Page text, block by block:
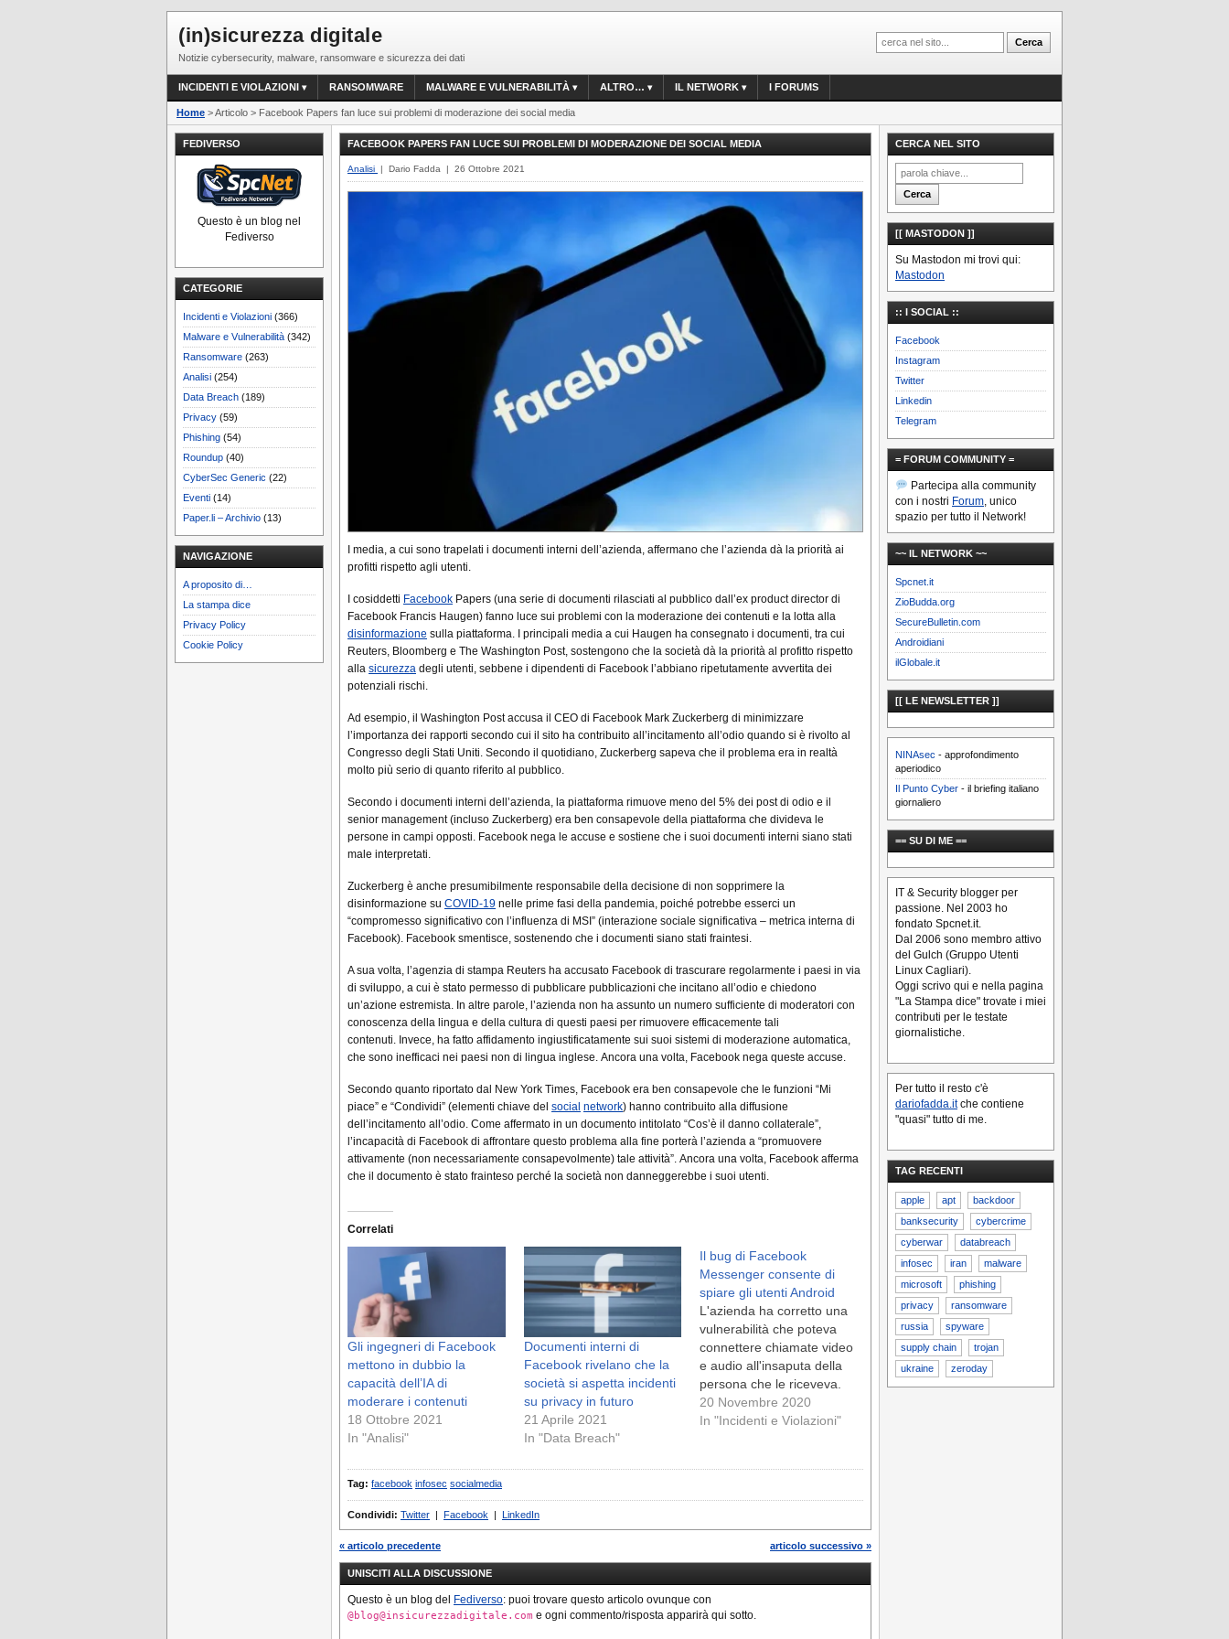
(in)sicurezza digitale
Notizie cybersecurity, malware, ransomware e sicurezza dei dati
INCIDENTI E VIOLAZIONI RANSOMWARE MALWARE E VULNERABILITÀ ALTRO… IL NETWORK I FORUMS
Home > Articolo > Facebook Papers fan luce sui problemi di moderazione dei social media
FEDIVERSO
Questo è un blog nel
Fediverso
CATEGORIE
Incidenti e Violazioni (366)
Malware e Vulnerabilità (342)
Ransomware (263)
Analisi (254)
Data Breach (189)
Privacy (59)
Phishing (54)
Roundup (40)
CyberSec Generic (22)
Eventi (14)
Paper.li – Archivio (13)
NAVIGAZIONE
A proposito di…
La stampa dice
Privacy Policy
Cookie Policy
FACEBOOK PAPERS FAN LUCE SUI PROBLEMI DI MODERAZIONE DEI SOCIAL MEDIA
Analisi | Dario Fadda | 26 Ottobre 2021
I media, a cui sono trapelati i documenti interni dell’azienda, affermano che l’azienda dà la priorità ai
profitti rispetto agli utenti.
I cosiddetti Facebook Papers (una serie di documenti rilasciati al pubblico dall’ex product director di
Facebook Francis Haugen) fanno luce sui problemi con la moderazione dei contenuti e la lotta alla
disinformazione sulla piattaforma. I principali media a cui Haugen ha consegnato i documenti, tra cui
Reuters, Bloomberg e The Washington Post, sostengono che la società dà la priorità al profitto rispetto
alla sicurezza degli utenti, sebbene i dipendenti di Facebook l’abbiano ripetutamente avvertita dei
potenziali rischi.
Ad esempio, il Washington Post accusa il CEO di Facebook Mark Zuckerberg di minimizzare
l’importanza dei rapporti secondo cui il sito ha contribuito all’incitamento all’odio quando si è rivolto al
Congresso degli Stati Uniti. Secondo il quotidiano, Zuckerberg sapeva che il problema era in realtà
molto più serio di quanto riferito al pubblico.
Secondo i documenti interni dell’azienda, la piattaforma rimuove meno del 5% dei post di odio e il
senior management (incluso Zuckerberg) era ben consapevole della piattaforma che divideva le
persone in campi opposti. Facebook nega le accuse e sostiene che i suoi documenti interni siano stati
male interpretati.
Zuckerberg è anche presumibilmente responsabile della decisione di non sopprimere la
disinformazione su COVID-19 nelle prime fasi della pandemia, poiché potrebbe esserci un
“compromesso significativo con l’influenza di MSI” (interazione sociale significativa – metrica interna di
Facebook). Facebook smentisce, sostenendo che i documenti siano stati fraintesi.
A sua volta, l’agenzia di stampa Reuters ha accusato Facebook di trascurare regolarmente i paesi in via
di sviluppo, a cui è stato permesso di pubblicare pubblicazioni che incitano all’odio e chiedono
un’azione estremista. In altre parole, l’azienda non ha assunto un numero sufficiente di moderatori con
conoscenza della lingua e della cultura di questi paesi per rimuovere efficacemente tali
contenuti. Invece, ha fatto affidamento ingiustificatamente sui suoi sistemi di moderazione automatica,
che sono inefficaci nei paesi non di lingua inglese. Ancora una volta, Facebook nega queste accuse.
Secondo quanto riportato dal New York Times, Facebook era ben consapevole che le funzioni “Mi
piace” e “Condividi” (elementi chiave del social network) hanno contribuito alla diffusione
dell’incitamento all’odio. Come affermato in un documento intitolato “Cos’è il danno collaterale”,
l’incapacità di Facebook di affrontare questo problema alla fine porterà l’azienda a “promuovere
attivamente (non necessariamente consapevolmente) tale attività”. Ancora una volta, Facebook afferma
che il documento è stato frainteso perché la società non danneggerebbe i suoi utenti.
Correlati
Gli ingegneri di Facebook
mettono in dubbio la
capacità dell’IA di
moderare i contenuti
18 Ottobre 2021
In "Analisi"
Documenti interni di
Facebook rivelano che la
società si aspetta incidenti
su privacy in futuro
21 Aprile 2021
In "Data Breach"
Il bug di Facebook
Messenger consente di
spiare gli utenti Android
L'azienda ha corretto una
vulnerabilità che poteva
connettere chiamate video
e audio all'insaputa della
persona che le riceveva.
20 Novembre 2020
In "Incidenti e Violazioni"
Tag: facebook infosec socialmedia
Condividi: Twitter | Facebook | LinkedIn
« articolo precedente articolo successivo »
UNISCITI ALLA DISCUSSIONE
Questo è un blog del Fediverso: puoi trovare questo articolo ovunque con
@blog@insicurezzadigitale.com e ogni commento/risposta apparirà qui sotto.
CERCA NEL SITO
[[ MASTODON ]]
Su Mastodon mi trovi qui:
Mastodon
:: I SOCIAL ::
Facebook
Instagram
Twitter
Linkedin
Telegram
= FORUM COMMUNITY =
Partecipa alla community
con i nostri Forum, unico
spazio per tutto il Network!
~~ IL NETWORK ~~
Spcnet.it
ZioBudda.org
SecureBulletin.com
Androidiani
ilGlobale.it
[[ LE NEWSLETTER ]]
NINAsec - approfondimento
aperiodico
Il Punto Cyber - il briefing italiano
giornaliero
== SU DI ME ==
IT & Security blogger per
passione. Nel 2003 ho
fondato Spcnet.it.
Dal 2006 sono membro attivo
del Gulch (Gruppo Utenti
Linux Cagliari).
Oggi scrivo qui e nella pagina
"La Stampa dice" trovate i miei
contributi per le testate
giornalistiche.
Per tutto il resto c'è
dariofadda.itche contiene
"quasi" tutto di me.
TAG RECENTI
apple apt
backdoor
banksecurity
cybercrime
cyberwar
databreach
infosec
iran
malware
microsoft
phishing
privacy
ransomware
russia
spyware
supply chain
trojan
ukraine
zeroday